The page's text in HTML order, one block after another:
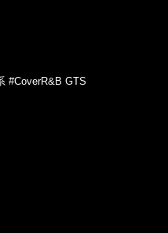
#CoverR&B GTS